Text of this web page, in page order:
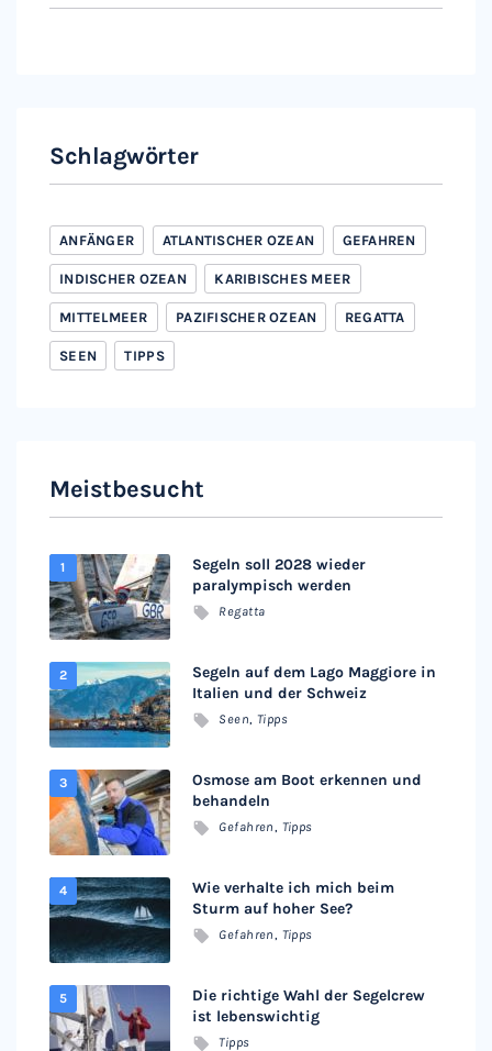
Schlagwörter
ANFÄNGER ATLANTISCHER OZEAN GEFAHREN
INDISCHER OZEAN KARIBISCHES MEER
MITTELMEER PAZIFISCHER OZEAN REGATTA
SEEN TIPPS
Meistbesucht
Segeln soll 2028 wieder
paralympisch werden
Regatta
Segeln auf dem Lago Maggiore in
Italien und der Schweiz
Seen, Tipps
Osmose am Boot erkennen und
behandeln
Gefahren, Tipps
Wie verhalte ich mich beim
Sturm auf hoher See?
Gefahren, Tipps
Die richtige Wahl der Segelcrew
ist lebenswichtig
Tipps